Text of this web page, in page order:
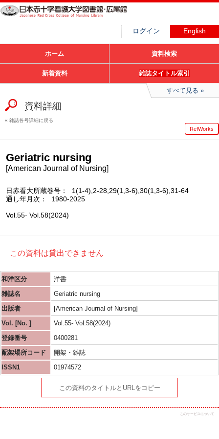
ログイン English
ホーム 資料検索
新着資料 雑誌タイトル索引
すべて見る
資料詳細
雑誌各号詳細に戻る
RefWorks
Geriatric nursing
[American Journal of Nursing]
日赤看大所蔵巻号
1(1-4),2-28,29(1,3-6),30(1,3-6),31-64
通し年月次
1980-2025
Vol.55- Vol.58(2024)
この資料は貸出できません
和洋区分
洋書
雑誌名
Geriatric nursing
出版者
[American Journal of Nursing]
Vol. [No. ]
Vol.55- Vol.58(2024)
登録番号
0400281
配架場所コード
開架・雑誌
ISSN1
01974572
この資料のタイトルとURLをコピー
このサービスについて